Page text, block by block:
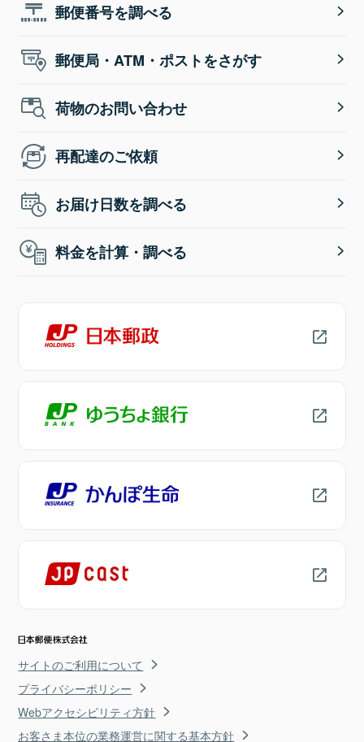
郵便番号を調べる
郵便局・ATM・ポストをさがす
荷物のお問い合わせ
再配達のご依頼
お届け日数を調べる
料金を計算・調べる
サイトのご利用について
プライバシーポリシー
Webアクセシビリティ方針
お客さま本位の業務運営に関する基本方針